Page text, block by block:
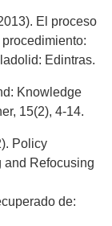
El proceso
Edintras.
Knowledge
15(2), 4-14.
Policy
and Refocusing
de: